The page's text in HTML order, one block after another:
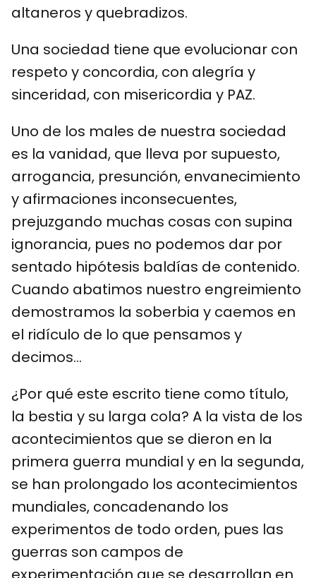
altaneros y quebradizos.
Una sociedad tiene que evolucionar con
respeto y concordia, con alegría y
sinceridad, con misericordia y PAZ.
Uno de los males de nuestra sociedad
es la vanidad, que lleva por supuesto,
arrogancia, presunción, envanecimiento
y afirmaciones inconsecuentes,
prejuzgando muchas cosas con supina
ignorancia, pues no podemos dar por
sentado hipótesis baldías de contenido.
Cuando abatimos nuestro engreimiento
demostramos la soberbia y caemos en
el ridículo de lo que pensamos y
decimos…
¿Por qué este escrito tiene como título,
la bestia y su larga cola? A la vista de los
acontecimientos que se dieron en la
primera guerra mundial y en la segunda,
se han prolongado los acontecimientos
mundiales, concadenando los
experimentos de todo orden, pues las
guerras son campos de